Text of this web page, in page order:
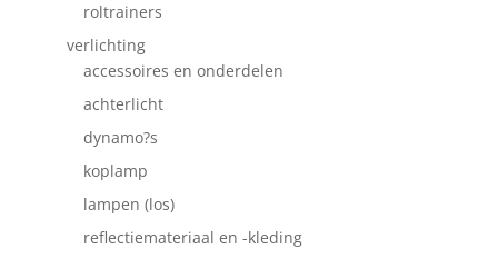
roltrainers
verlichting
accessoires en onderdelen
achterlicht
dynamo?s
koplamp
lampen (los)
reflectiemateriaal en -kleding